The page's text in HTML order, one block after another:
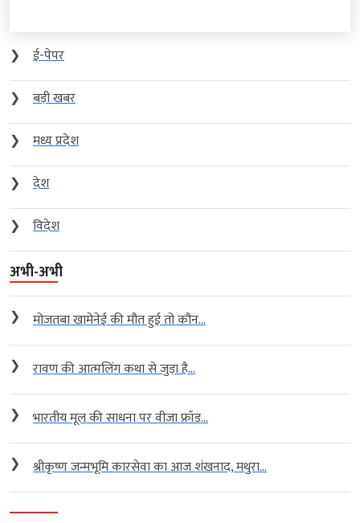
❯
ई-पेपर
❯
बड़ी खबर
❯
मध्य प्रदेश
❯
देश
❯
विदेश
अभी-अभी
❯ मोजतबा खामेनेई की मौत हुई तो कौन...
❯ रावण की आत्मलिंग कथा से जुड़ा है...
❯ भारतीय मूल की साधना पर वीजा फ्रॉड...
❯ श्रीकृष्ण जन्मभूमि कारसेवा का आज शंखनाद, मथुरा...